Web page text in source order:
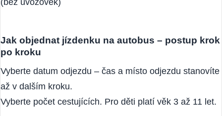
sleva 7 $ – majitelé
Jak objednat jízdenku na autobus – postup krok
po kroku
Vyberte datum odjezdu – čas a místo odjezdu stanovíte
až v dalším kroku.